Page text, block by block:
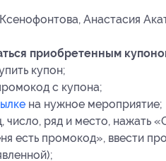
Анастасия
приобретенным
купон;
с купона;
на нужное мероприятие;
число, ряд и место, нажать
есть промокод», ввести